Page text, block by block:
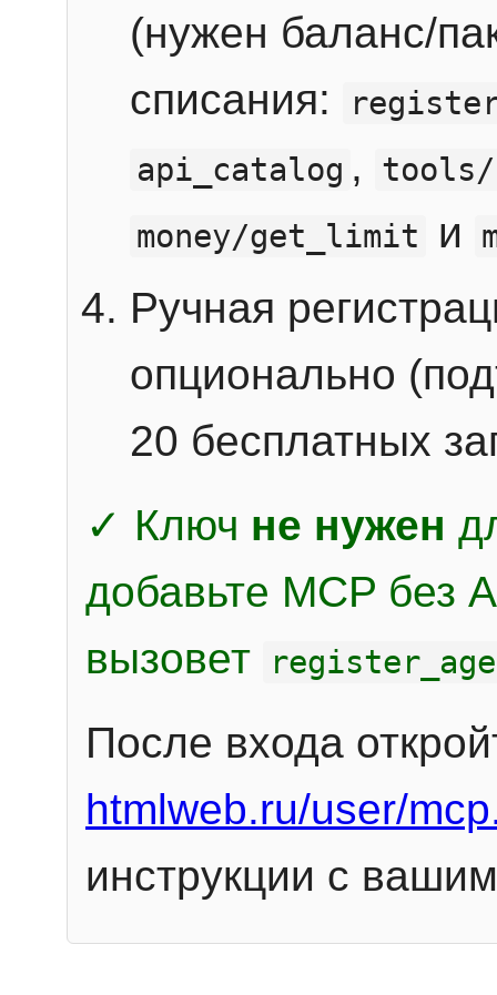
(нужен баланс/
списания:
api_catalog ,
money/get_limit
и
Ручная
опционально
20 бесплатных
✓ Ключ не нужен
добавьте MCP без
вызовет
После входа
htmlweb.ru/user/
инструкции с